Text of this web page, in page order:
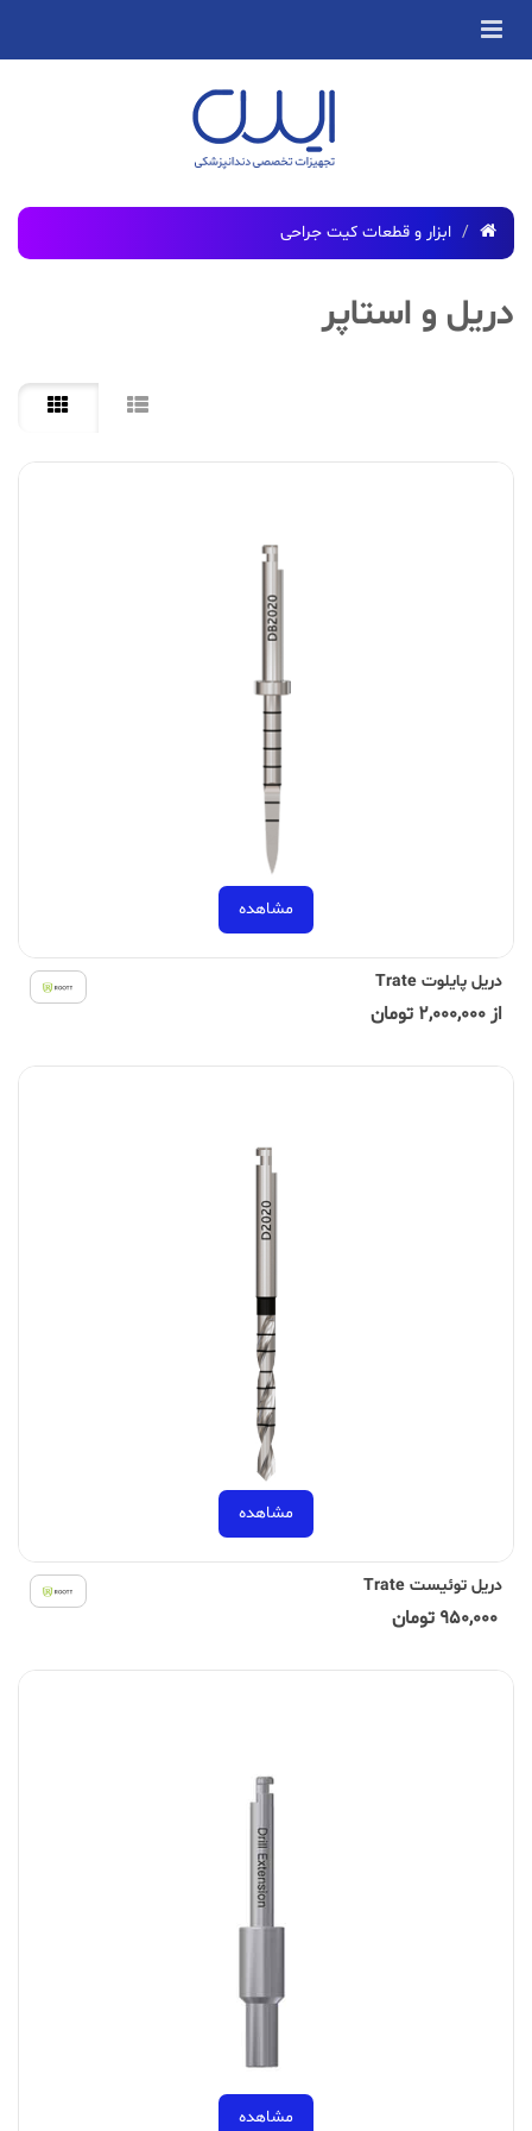
ابزار و قطعات کیت جراحی
دریل و استاپر
مشاهده
دریل پایلوت Trate
از 2,000,000 تومان
مشاهده
دریل توئیست Trate
مشاهده